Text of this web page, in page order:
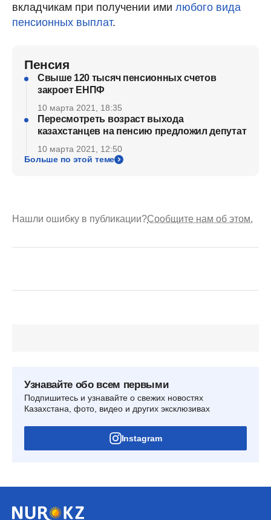
вкладчикам при получении ими любого вида
пенсионных выплат.
Пенсия
Свыше 120 тысяч пенсионных счетов
закроет ЕНПФ
10 марта 2021, 18:35
Пересмотреть возраст выхода
казахстанцев на пенсию предложил депутат
10 марта 2021, 12:50
Больше по этой теме
Нашли ошибку в публикации?Сообщите нам об этом.
Узнавайте обо всем первыми
Подпишитесь и узнавайте о свежих новостях
Казахстана, фото, видео и других эксклюзивах
Instagram